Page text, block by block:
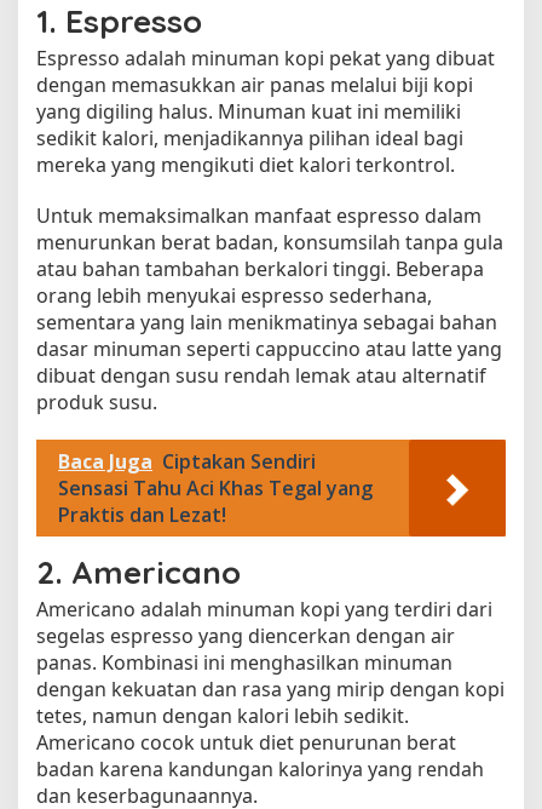
h
I
d
e
a
1. Espresso
Espresso adalah minuman kopi pekat yang dibuat
dengan memasukkan air panas melalui biji kopi
yang digiling halus. Minuman kuat ini memiliki
sedikit kalori, menjadikannya pilihan ideal bagi
mereka yang mengikuti diet kalori terkontrol.
Untuk memaksimalkan manfaat espresso dalam
menurunkan berat badan, konsumsilah tanpa gula
atau bahan tambahan berkalori tinggi. Beberapa
orang lebih menyukai espresso sederhana,
sementara yang lain menikmatinya sebagai bahan
dasar minuman seperti cappuccino atau latte yang
dibuat dengan susu rendah lemak atau alternatif
produk susu.
Baca Juga Ciptakan Sendiri
Sensasi Tahu Aci Khas Tegal yang
Praktis dan Lezat!
2. Americano
Americano adalah minuman kopi yang terdiri dari
segelas espresso yang diencerkan dengan air
panas. Kombinasi ini menghasilkan minuman
dengan kekuatan dan rasa yang mirip dengan kopi
tetes, namun dengan kalori lebih sedikit.
Americano cocok untuk diet penurunan berat
badan karena kandungan kalorinya yang rendah
dan keserbagunaannya.